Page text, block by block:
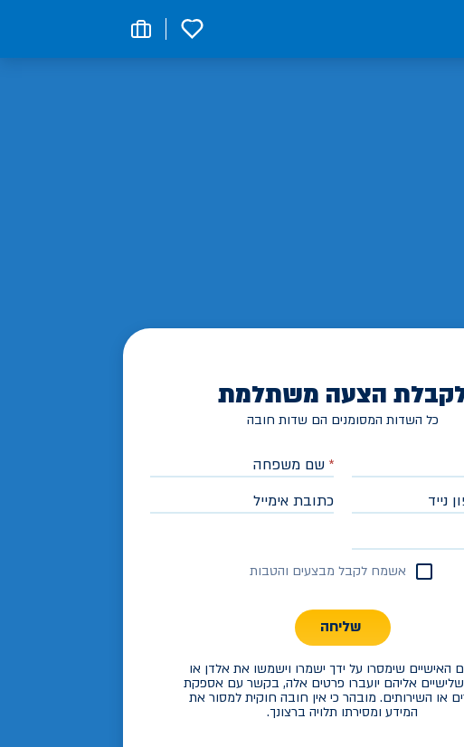
0
הצעה משתלמת
כל השדות המסומנים הם שדות חובה
שם משפחה *
נייד
כתובת אימייל
אשמח לקבל מבצעים והטבות
שליחה
האישיים שימסרו על ידך ישמרו וישמשו את אלדן או
אליהם יועברו פרטים אלה, בקשר עם אספקת
או השירותים. מובהר כי אין חובה חוקית למסור את
המידע ומסירתו תלויה ברצונך.